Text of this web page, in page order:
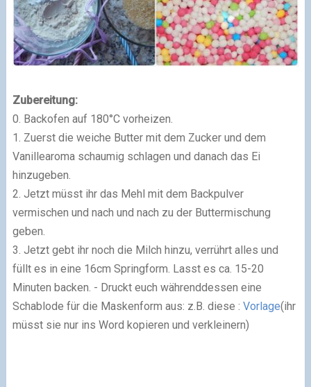
Zubereitung:
0. Backofen auf 180°C vorheizen.
1. Zuerst die weiche Butter mit dem Zucker und dem
Vanillearoma schaumig schlagen und danach das Ei
hinzugeben.
2. Jetzt müsst ihr das Mehl mit dem Backpulver
vermischen und nach und nach zu der Buttermischung
geben.
3. Jetzt gebt ihr noch die Milch hinzu, verrührt alles und
füllt es in eine 16cm Springform. Lasst es ca. 15-20
Minuten backen. - Druckt euch währenddessen eine
Schablode für die Maskenform aus: z.B. diese : Vorlage(ihr
müsst sie nur ins Word kopieren und verkleinern)